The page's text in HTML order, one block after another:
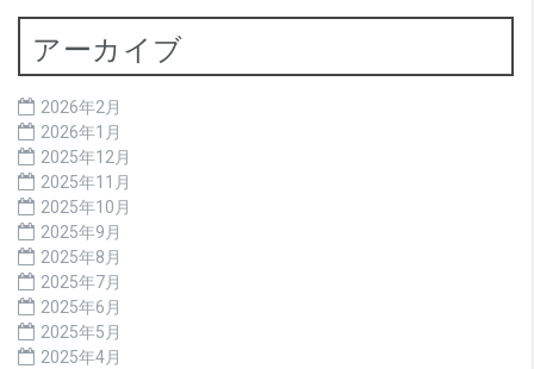
アーカイブ
2026年2月
2026年1月
2025年12月
2025年11月
2025年10月
2025年9月
2025年8月
2025年7月
2025年6月
2025年5月
2025年4月